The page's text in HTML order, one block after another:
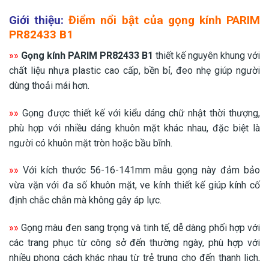
Giới thiệu: Điểm nổi bật của gọng kính PARIM
PR82433 B1
»» Gọng kính PARIM PR82433 B1 thiết kế nguyên khung với
chất liệu nhựa plastic cao cấp, bền bỉ, đeo nhẹ giúp người
dùng thoải mái hơn.
»» Gọng được thiết kế với kiểu dáng chữ nhật thời thượng,
phù hợp với nhiều dáng khuôn mặt khác nhau, đặc biệt là
người có khuôn mặt tròn hoặc bầu bĩnh.
»» Với kích thước 56-16-141mm mẫu gọng này đảm bảo
vừa vặn với đa số khuôn mặt, ve kính thiết kế giúp kính cố
định chắc chắn mà không gây áp lực.
»»Gọng màu đen sang trọng và tinh tế, dễ dàng phối hợp với
các trang phục từ công sở đến thường ngày, phù hợp với
nhiều phong cách khác nhau từ trẻ trung cho đến thanh lịch,